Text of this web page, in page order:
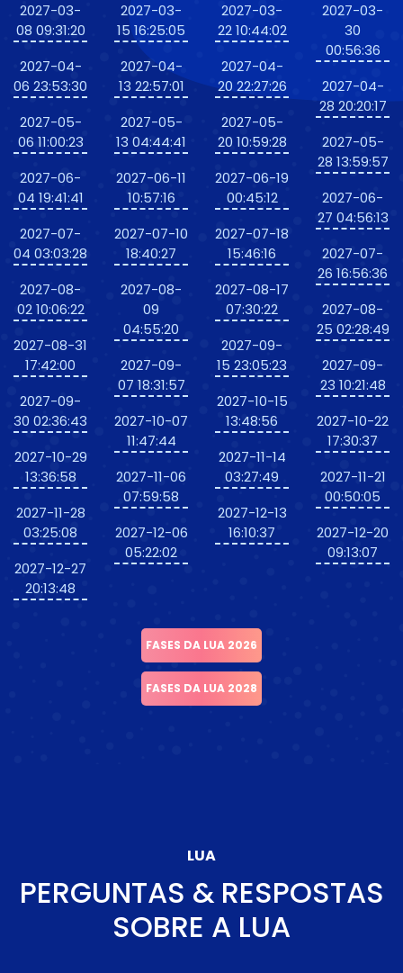
2027-03-
08 09:31:20
2027-04-
06 23:53:30
2027-05-
06 11:00:23
2027-06-
04 19:41:41
2027-07-
04 03:03:28
2027-08-
02 10:06:22
2027-08-31
17:42:00
2027-09-
30 02:36:43
2027-10-29
13:36:58
2027-11-28
03:25:08
2027-12-27
20:13:48
2027-03-
15 16:25:05
2027-04-
13 22:57:01
2027-05-
13 04:44:41
2027-06-11
10:57:16
2027-07-10
18:40:27
2027-08-
09
04:55:20
2027-09-
07 18:31:57
2027-10-07
11:47:44
2027-11-06
07:59:58
2027-12-06
05:22:02
2027-03-
22 10:44:02
2027-04-
20 22:27:26
2027-05-
20 10:59:28
2027-06-19
00:45:12
2027-07-18
15:46:16
2027-08-17
07:30:22
2027-09-
15 23:05:23
2027-10-15
13:48:56
2027-11-14
03:27:49
2027-12-13
16:10:37
2027-03-
30
00:56:36
2027-04-
28 20:20:17
2027-05-
28 13:59:57
2027-06-
27 04:56:13
2027-07-
26 16:56:36
2027-08-
25 02:28:49
2027-09-
23 10:21:48
2027-10-22
17:30:37
2027-11-21
00:50:05
2027-12-20
09:13:07
FASES DA LUA 2026
FASES DA LUA 2028
LUA
PERGUNTAS & RESPOSTAS
SOBRE A LUA